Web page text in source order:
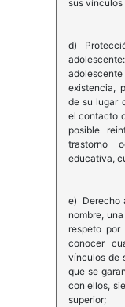
sus
d)
existencia,
de su lugar
el contacto
posible
trastorno
educativa,
e) Derecho
nombre,
respeto
conocer
vínculos de
que se
con ellos,
superior;